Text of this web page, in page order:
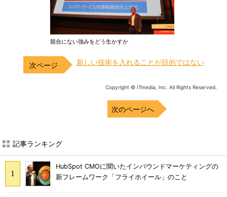
競合にない強みをどう生かすか
新しい技術を入れることが目的ではない
Copyright © ITmedia, Inc. All Rights Reserved.
次のページへ
記事ランキング
HubSpot CMOに聞いたインバウンドマーケティングの
新フレームワーク「フライホイール」のこと